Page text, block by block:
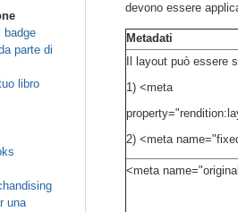
badge
parte di
libro
una
devono essere
Metadati
Il layout può essere
1) <meta
2) <meta
<meta